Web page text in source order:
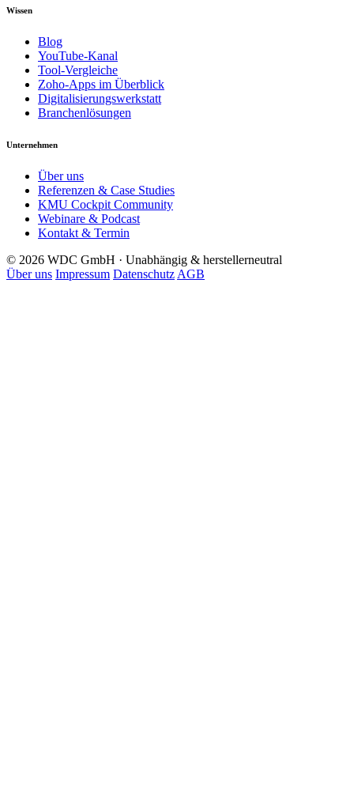
Wissen
Blog
YouTube-Kanal
Tool-Vergleiche
Zoho-Apps im Überblick
Digitalisierungswerkstatt
Branchenlösungen
Unternehmen
Über uns
Referenzen & Case Studies
KMU Cockpit Community
Webinare & Podcast
Kontakt & Termin
© 2026 WDC GmbH · Unabhängig & herstellerneutral
Über uns Impressum Datenschutz AGB